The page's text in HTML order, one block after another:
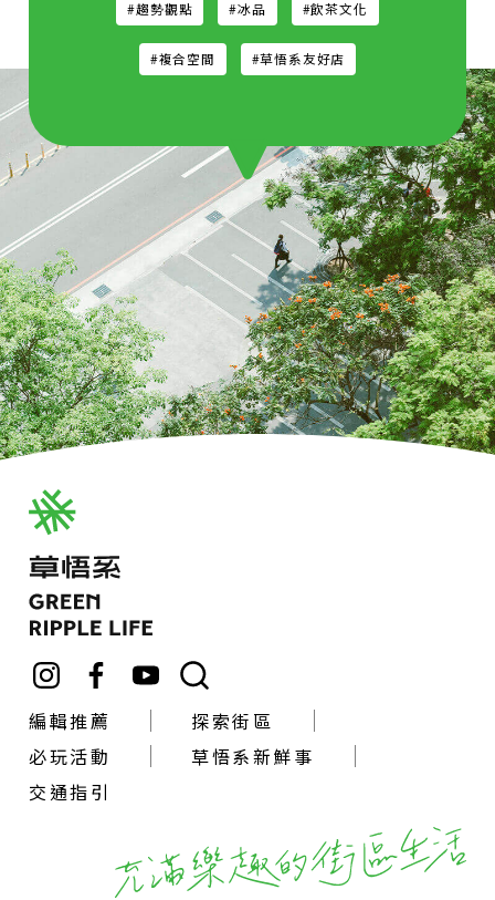
#趨勢觀點 #冰品 #飲茶文化
#複合空間 #草悟系友好店
編輯推薦
探索街區
必玩活動
草悟系新鮮事
交通指引